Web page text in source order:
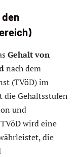
Gehalt von
nach dem
(TVöD) im
die Gehaltsstufen
und
wird eine
die